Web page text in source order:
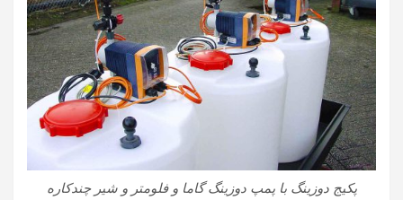
پکیج دوزینگ با پمپ دوزینگ گاما و فلومتر و شیر چندکاره